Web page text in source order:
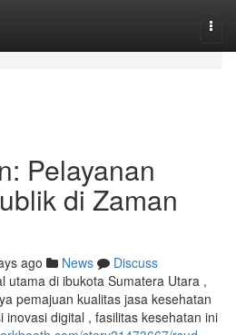
Pelayanan
di Zaman
ago News
Discuss
utama di ibukota Sumatera Utara ,
pemajuan kualitas jasa kesehatan
digital , fasilitas kesehatan ini